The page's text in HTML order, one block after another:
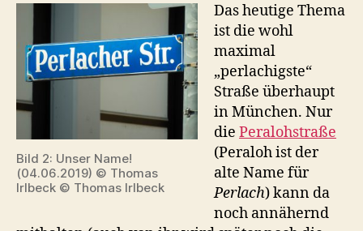
Bild 2: Unser Name!
(04.06.2019) © Thomas
Irlbeck © Thomas Irlbeck
Das heutige Thema
ist die wohl
maximal
„perlachigste“
Straße überhaupt
in München. Nur
die Peralohstraße
(Peraloh ist der
alte Name für
Perlach) kann da
noch annähernd